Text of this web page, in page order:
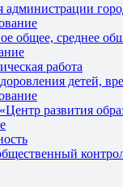
администрации
общее, среднее
работа
детей,
развития